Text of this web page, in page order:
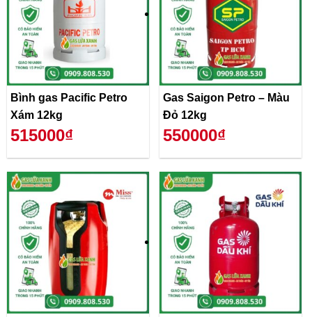
Bình gas Pacific Petro
Xám 12kg
515000₫
Gas Saigon Petro – Màu
Đỏ 12kg
550000₫